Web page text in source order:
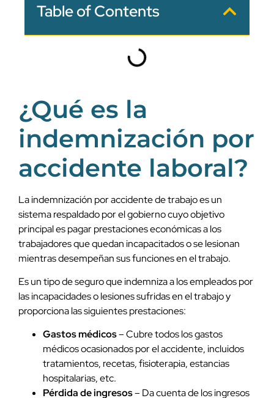
Table of Contents
¿Qué es la
indemnización por
accidente laboral?
La indemnización por accidente de trabajo es un
sistema respaldado por el gobierno cuyo objetivo
principal es pagar prestaciones económicas a los
trabajadores que quedan incapacitados o se lesionan
mientras desempeñan sus funciones en el trabajo.
Es un tipo de seguro que indemniza a los empleados por
las incapacidades o lesiones sufridas en el trabajo y
proporciona las siguientes prestaciones:
Gastos médicos– Cubre todos los gastos
médicos ocasionados por el accidente, incluidos
tratamientos, recetas, fisioterapia, estancias
hospitalarias, etc.
Pérdida de ingresos– Da cuenta de los ingresos